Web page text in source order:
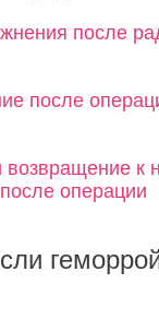
после
после
к
операции